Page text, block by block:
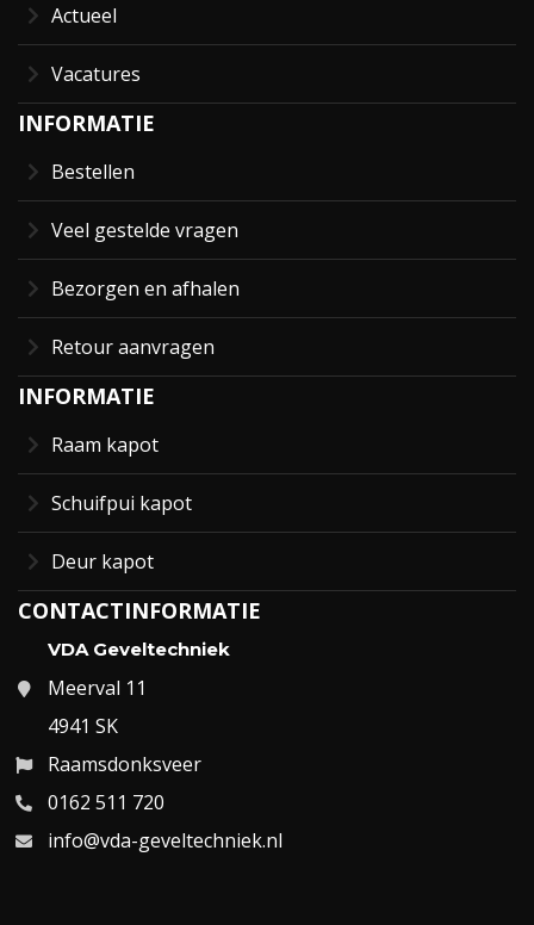
Actueel
Vacatures
INFORMATIE
Bestellen
Veel gestelde vragen
Bezorgen en afhalen
Retour aanvragen
INFORMATIE
Raam kapot
Schuifpui kapot
Deur kapot
CONTACTINFORMATIE
VDA Geveltechniek
Meerval 11
4941 SK
Raamsdonksveer
0162 511 720
info@vda-geveltechniek.nl